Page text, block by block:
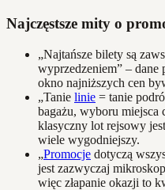
Najczęstsze mity o
„Najtańsze bilety są
wyprzedzeniem” – dane
okno najniższych cen
„Tanie linie = tanie
bagażu, wyboru miejsca
klasyczny lot rejsowy
wiele wygodniejszy.
„Promocje dotyczą
jest zazwyczaj
więc złapanie okazji to